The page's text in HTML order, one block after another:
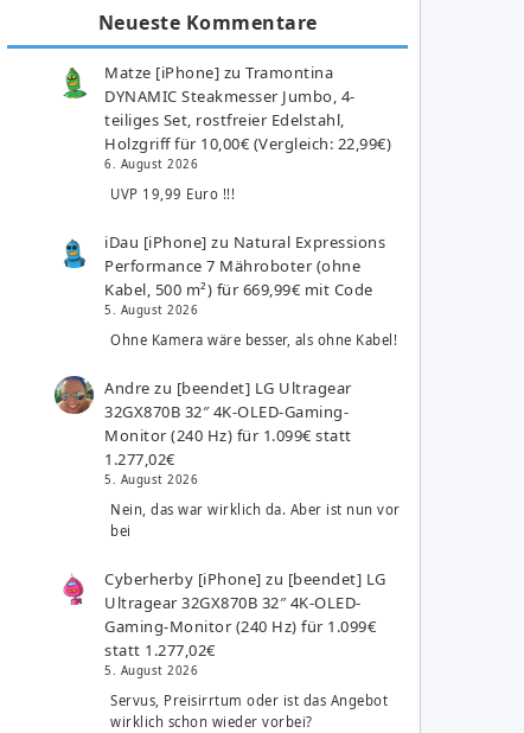
Neueste Kommentare
Matze [iPhone] zuTramontina
DYNAMIC Steakmesser Jumbo, 4-
teiliges Set, rostfreier Edelstahl,
Holzgriff für 10,00€ (Vergleich: 22,99€)
6. August 2026
UVP 19,99 Euro !!!
iDau [iPhone] zu Natural Expressions
Performance 7 Mähroboter (ohne
Kabel, 500 m²) für 669,99€ mit Code
5. August 2026
Ohne Kamera wäre besser, als ohne Kabel!
Andre zu [beendet] LG Ultragear
32GX870B 32″ 4K-OLED-Gaming-
Monitor (240 Hz) für 1.099€ statt
1.277,02€
5. August 2026
Nein, das war wirklich da. Aber ist nun vor
bei
Cyberherby [iPhone] zu [beendet] LG
Ultragear 32GX870B 32″ 4K-OLED-
Gaming-Monitor (240 Hz) für 1.099€
statt 1.277,02€
5. August 2026
Servus, Preisirrtum oder ist das Angebot
wirklich schon wieder vorbei?